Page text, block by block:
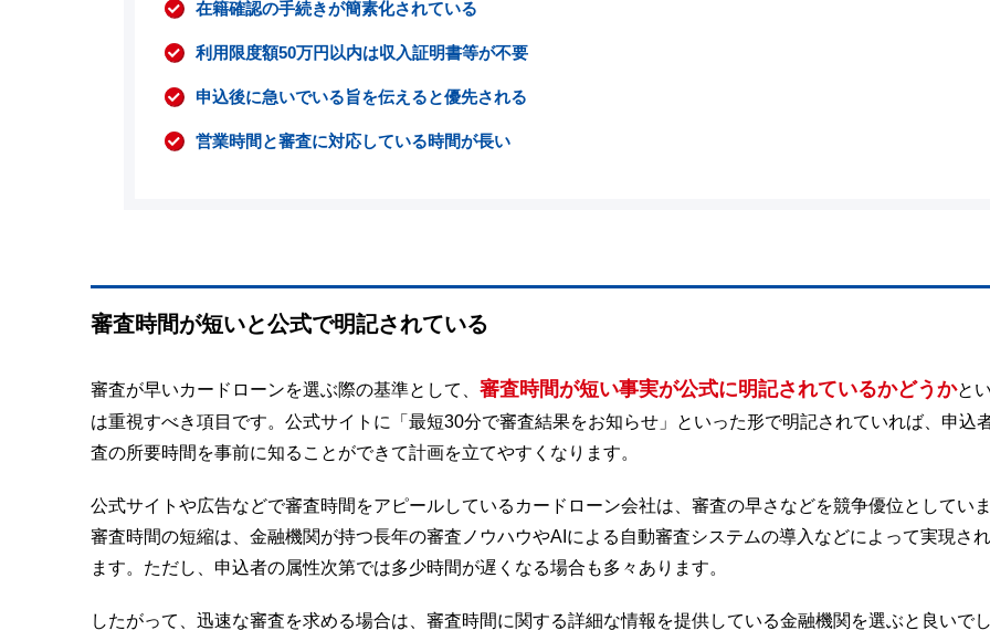
在籍確認の手続きが簡素化されている
利用限度額50万円以内は収入証明書等が不要
申込後に急いでいる旨を伝えると優先される
営業時間と審査に対応している時間が長い
審査時間が短いと公式で明記されている
審査が早いカードローンを選ぶ際の基準として、 審査時間が短い事実が公式に明記されているかどうかと
は重視すべき項目です。公式サイトに「最短30分で審査結果をお知らせ」といった形で明記されていれば、申込
査の所要時間を事前に知ることができて計画を立てやすくなります。
公式サイトや広告などで審査時間をアピールしているカードローン会社は、審査の早さなどを競争優位としてい
審査時間の短縮は、金融機関が持つ長年の審査ノウハウやAIによる自動審査システムの導入などによって実現さ
ます。ただし、申込者の属性次第では多少時間が遅くなる場合も多々あります。
したがって、迅速な審査を求める場合は、審査時間に関する詳細な情報を提供している金融機関を選ぶと良いで